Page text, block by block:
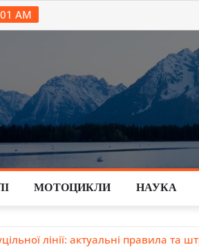
AM
МОТОЦИКЛИ НАУКА
лінії: актуальні правила та